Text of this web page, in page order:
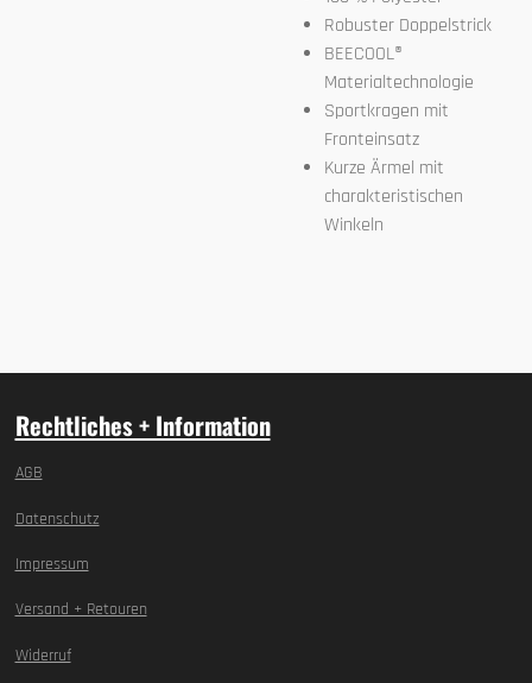
Robuster Doppelstrick
BEECOOL®
Materialtechnologie
Sportkragen mit
Fronteinsatz
Kurze Ärmel mit
charakteristischen
Winkeln
Rechtliches + Information
AGB
Datenschutz
Impressum
Versand + Retouren
Widerruf